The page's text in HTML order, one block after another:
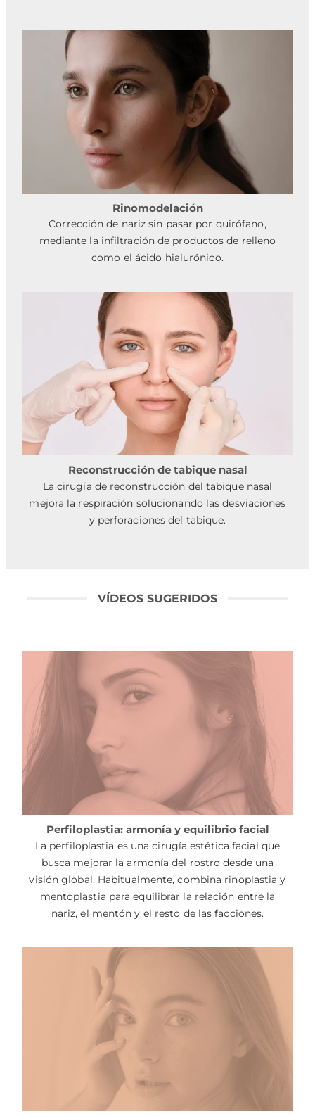
Rinomodelación
Corrección de nariz sin pasar por quirófano,
mediante la infiltración de productos de relleno
como el ácido hialurónico.
Reconstrucción de tabique nasal
La cirugía de reconstrucción del tabique nasal
mejora la respiración solucionando las desviaciones
y perforaciones del tabique.
VÍDEOS SUGERIDOS
Perfiloplastia: armonía y equilibrio facial
La perfiloplastia es una cirugía estética facial que
busca mejorar la armonía del rostro desde una
visión global. Habitualmente, combina rinoplastia y
mentoplastia para equilibrar la relación entre la
nariz, el mentón y el resto de las facciones.